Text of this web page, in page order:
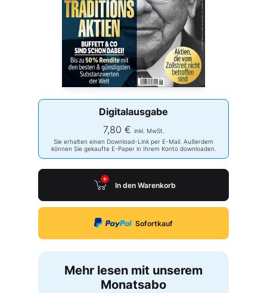
Digitalausgabe
7,80 € inkl. MwSt.
Sie erhalten einen Download-Link per E-Mail. Außerdem
können Sie gekaufte E-Paper in Ihrem Konto downloaden.
In den Warenkorb
Sofortkauf
Mehr lesen mit unserem
Monatsabo